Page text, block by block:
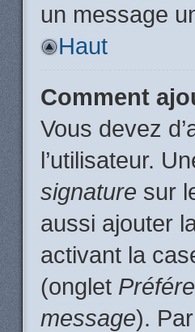
un message
Haut
Comment
Vous devez
l’utilisateur.
signature sur
aussi ajouter
activant la
(onglet
message).